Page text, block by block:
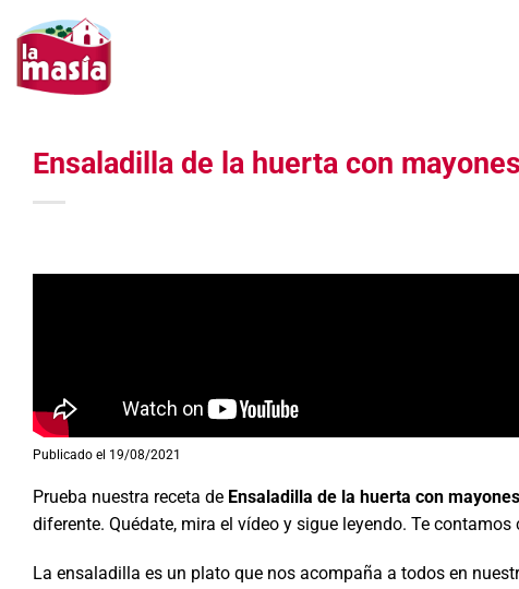
contenido
Ensaladilla de la huerta con
Publicado el 19/08/2021
Prueba nuestra receta de Ensaladilla de la huerta con
diferente. Quédate, mira el vídeo y sigue leyendo. Te contamos
La ensaladilla es un plato que nos acompaña a todos en